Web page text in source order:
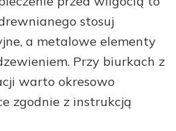
stosuj
a metalowe elementy
Przy biurkach z
warto okresowo
zgodnie z instrukcją